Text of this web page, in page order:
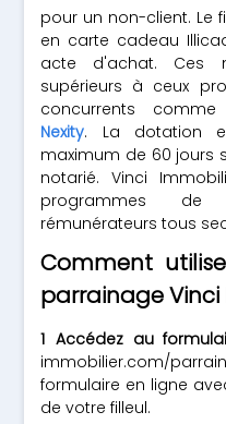
pour un non-client. Le
en carte cadeau
acte d'achat. Ces
supérieurs à ceux
concurrents comme
Nexity. La dotation
maximum de 60 jours
notarié. Vinci
programmes
rémunérateurs tous
Comment
parrainage
Accédez au
immobilier.com/
formulaire en ligne
de votre filleul.